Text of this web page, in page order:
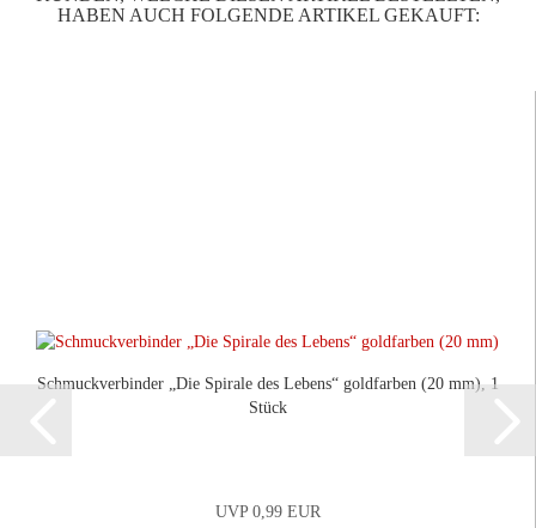
HABEN AUCH FOLGENDE ARTIKEL GEKAUFT:
Schmuckverbinder „Die Spirale des Lebens“ goldfarben (20 mm), 1
Stück
UVP 0,99 EUR